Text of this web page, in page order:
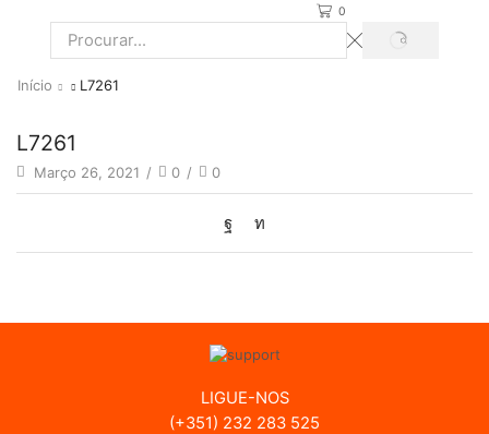
0
Search
PROCURAR
Início L7261
L7261
Março 26, 2021 / 0 / 0
LIGUE-NOS
(+351) 232 283 525